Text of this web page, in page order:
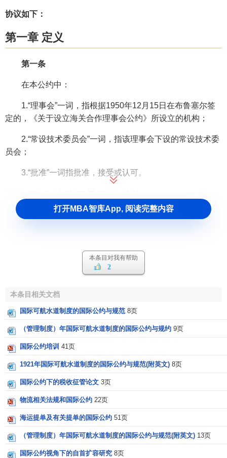
协议如下：
第一章 定义
第一条
在本公约中：
1.“理事会”一词，指根据1950年12月15日在布鲁塞尔签
定的，《关于设立海关合作理事会公约》所设立的机构；
2.“常设技术委员会”一词，指该理事会下设的常设技术委
员会；
3.“批准”一词指批准，接受或认可。
第二章 公约范围及附约结构
此目的，保证按照本公约的规定，遵守本公约附约内各项标
准条款和建议条款。这绝不应妨碍缔约一方提供较上述条款
较上述更大的便利。
第三条
本公约各项规定不应排除实施本国立法所规定的禁止和
限制措施。
第四条
本公约的每一附约，主要包含：
2.附约中使用的主要海关术语的定义；
3.“标准条款”指为完成海关业务制度的简化和协调，必须
打开MBA智库App, 阅读完整内容
本条目对我有帮助
2
本条目相关文档
国际可航水道制度的国际公约与规范 8页
（管理制度）年国际可航水道制度的国际公约与规约 9页
国际公约培训 41页
1921年国际可航水道制度的国际公约与规范(附英文) 8页
国际公约下的税收征管论文 3页
物流相关法规和国际公约 22页
海运提单及有关提单的国际公约 51页
（管理制度）年国际可航水道制度的国际公约与规范(附英文) 13页
国际公约视角下的自首扩容研究 8页